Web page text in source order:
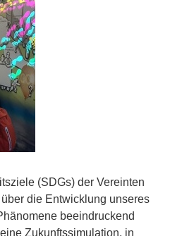
(SDGs) der Vereinten
die Entwicklung unseres
beeindruckend
Zukunftssimulation, in